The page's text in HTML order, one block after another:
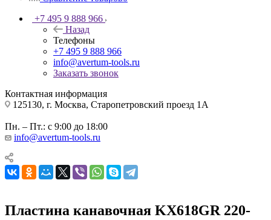
+7 495 9 888 966
Назад
Телефоны
+7 495 9 888 966
info@avertum-tools.ru
Заказать звонок
Контактная информация
125130, г. Москва, Старопетровский проезд 1А
Пн. – Пт.: с 9:00 до 18:00
info@avertum-tools.ru
Пластина канавочная KX618GR 220-